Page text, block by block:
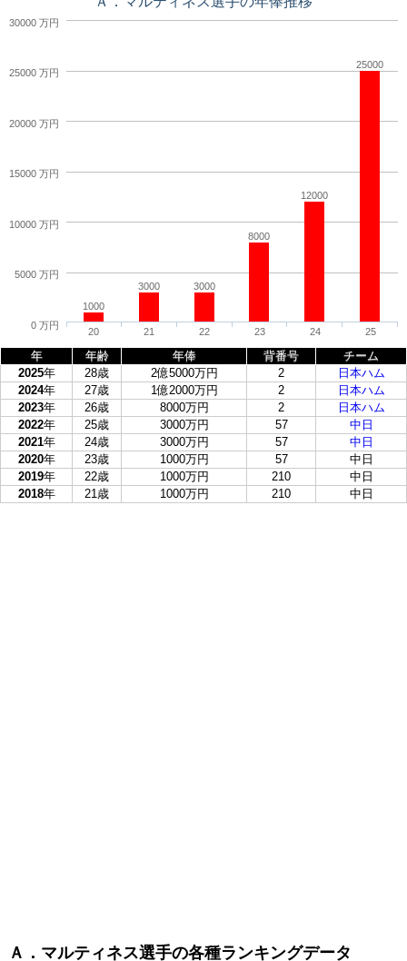
1000
3000 3000
8000
12000
25000
20 21 22 23 24 25
0 万円
5000 万円
10000 万円
15000 万円
20000 万円
25000 万円
30000 万円
年 年齢 年俸 背番号
チーム
2025年 28歳 2億5000万円 2
日本ハム
2024年 27歳 1億2000万円 2
日本ハム
2023年 26歳 8000万円 2
日本ハム
2022年 25歳 3000万円 57
中日
2021年 24歳 3000万円 57
中日
2020年 23歳 1000万円 57
中日
2019年 22歳 1000万円 210
中日
2018年 21歳 1000万円 210 中日
Ａ．マルティネス選手の各種ランキングデータ